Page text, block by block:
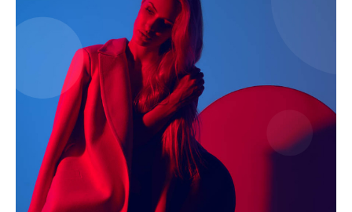
ELŐFIZETÉS
Hasznos